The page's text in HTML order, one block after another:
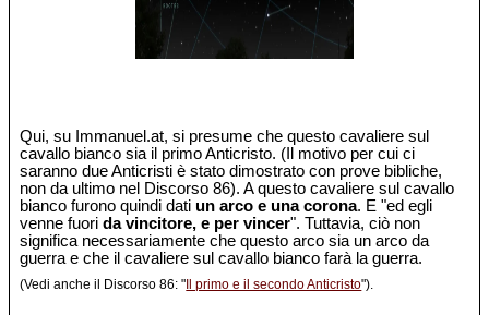
Qui, su Immanuel.at, si presume che questo cavaliere sul
cavallo bianco sia il primo Anticristo. (Il motivo per cui ci
saranno due Anticristi è stato dimostrato con prove bibliche,
non da ultimo nel Discorso 86). A questo cavaliere sul cavallo
bianco furono quindi dati un arco e una corona. E "ed egli
venne fuorida vincitore, e per vincer". Tuttavia, ciò non
significa necessariamente che questo arco sia un arco da
guerra e che il cavaliere sul cavallo bianco farà la guerra.
(Vedi anche il Discorso 86: " Il primo e il secondo Anticristo").